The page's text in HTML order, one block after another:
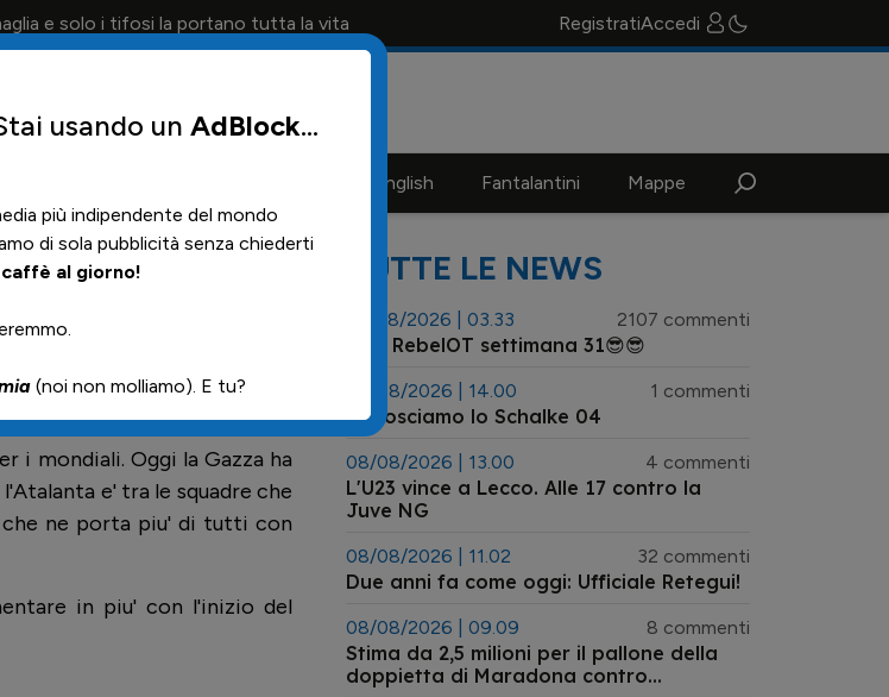
e solo i tifosi la portano tutta la vita RegistratiAccedi
News in english Fantalantini Mappe
i mondiali. Oggi la Gazza ha
e' tra le squadre che
ne porta piu' di tutti con
in piu' con l'inizio del
TUTTE LE NEWS
03/08/2026 | 03.33 2107 commenti
😎😎 RebelOT settimana 31😎😎
08/08/2026 | 14.00 1 commenti
Conosciamo lo Schalke 04
08/08/2026 | 13.00 4 commenti
L'U23 vince a Lecco. Alle 17 contro la
Juve NG
08/08/2026 | 11.02 32 commenti
Due anni fa come oggi: Ufficiale Retegui!
08/08/2026 | 09.09 8 commenti
Stima da 2,5 milioni per il pallone della
doppietta di Maradona contro
usando un AdBlock...
più indipendente del mondo
di sola pubblicità senza chiederti
caffè al giorno!
(noi non molliamo). E tu?